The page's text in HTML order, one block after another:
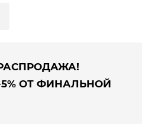
ОТ ФИНАЛЬНОЙ